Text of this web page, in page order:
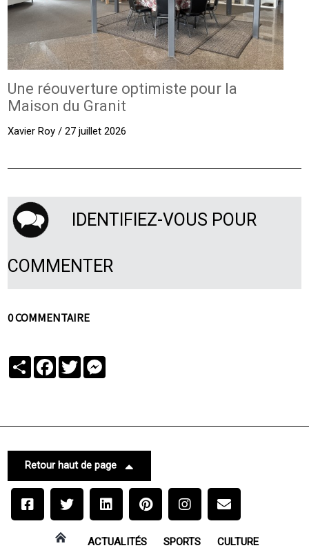
Une réouverture optimiste pour la
Maison du Granit
Xavier Roy / 27 juillet 2026
IDENTIFIEZ-VOUS POUR
COMMENTER
0 COMMENTAIRE
PartagerFacebook
Twitter
Retour haut de page
ACTUALITÉS SPORTS CULTURE